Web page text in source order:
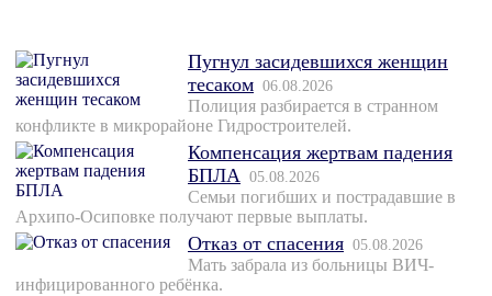
Пугнул засидевшихся женщин
тесаком 06.08.2026
Полиция разбирается в странном
конфликте в микрорайоне Гидростроителей.
Компенсация жертвам падения
БПЛА 05.08.2026
Семьи погибших и пострадавшие в
Архипо-Осиповке получают первые выплаты.
Отказ от спасения 05.08.2026
Мать забрала из больницы ВИЧ-
инфицированного ребёнка.